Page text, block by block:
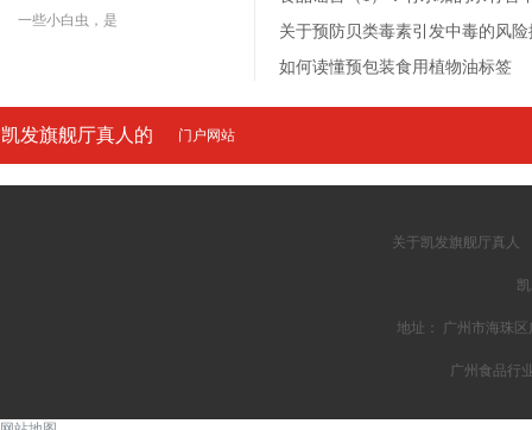
一些小白虫，是
关于预防贝类毒素引发中毒的风险
如何读懂预包装食用植物油标签
凯发旗舰厅真人的
友情链接
门户网站
关于凯发旗舰厅真人
地址： 广州市海珠
广州食品行